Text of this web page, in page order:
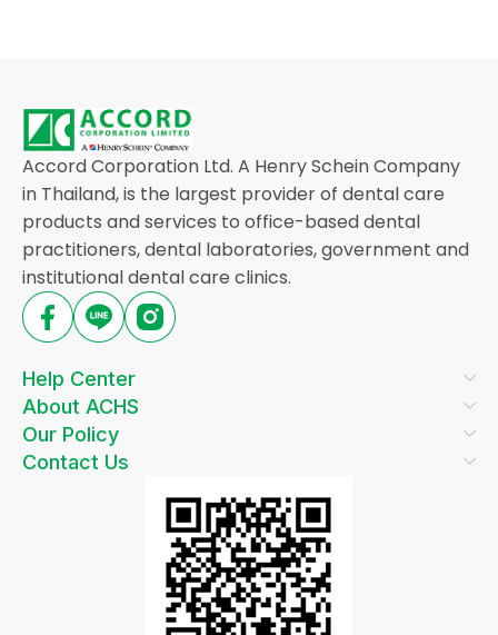
Accord Corporation Ltd. A Henry Schein Company
in Thailand, is the largest provider of dental care
products and services to office-based dental
practitioners, dental laboratories, government and
institutional dental care clinics.
Help Center
About ACHS
Our Policy
Contact Us